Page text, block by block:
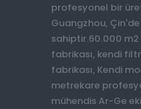
profesyonel bir
Guangzhou,
sahiptir.60.000 m2
fabrikası, kendi
fabrikası, Kendi
metrekare
mühendis Ar-Ge